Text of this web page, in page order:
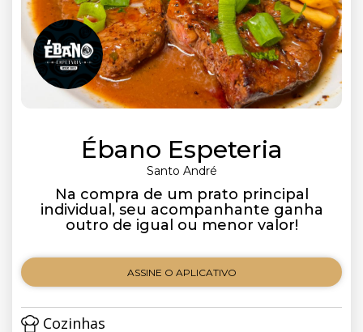
Ébano Espeteria
Santo André
Na compra de um prato principal
individual, seu acompanhante ganha
outro de igual ou menor valor!
ASSINE O APLICATIVO
Cozinhas